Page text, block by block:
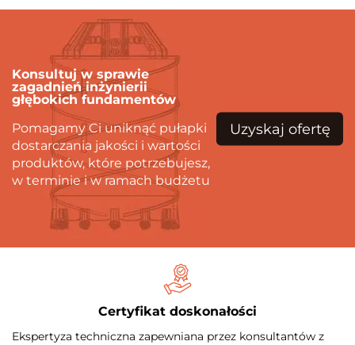
Konsultuj w sprawie
zagadnień inżynierii
głębokich fundamentów
Pomagamy Ci uniknąć pułapki
dostarczania jakości i wartości
produktów, które potrzebujesz,
w terminie i w ramach budżetu
Uzyskaj ofertę
Certyfikat doskonałości
Ekspertyza techniczna zapewniana przez konsultantów z